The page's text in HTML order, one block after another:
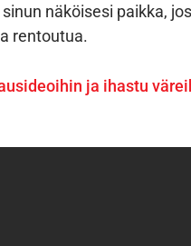
näköisesi paikka,
rentoutua.
ja ihastu